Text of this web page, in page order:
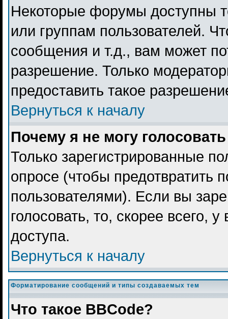
Некоторые форумы доступны
или группам пользователей.
сообщения и т.д., вам может
разрешение. Только
предоставить такое
Вернуться к началу
Почему я не могу
Только зарегистрированные
опросе (чтобы предотвратить
пользователями). Если вы
голосовать, то, скорее всего,
доступа.
Вернуться к началу
Форматирование сообщений и типы создаваемых тем
Что такое BBCode?